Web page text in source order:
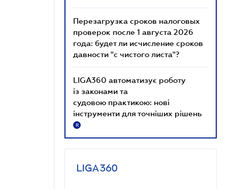
Перезагрузка сроков налоговых
проверок после 1 августа 2026
года: будет ли исчисление сроков
давности "с чистого листа"?
LIGA360 автоматизує роботу
із законами та
судовою практикою: нові
інструменти для точніших рішень
R